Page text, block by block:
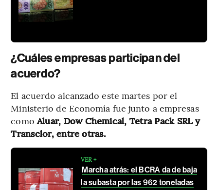
¿Cuáles empresas participan del
acuerdo?
El acuerdo alcanzado este martes por el
Ministerio de Economía fue junto a empresas
comoAluar, Dow Chemical, Tetra Pack SRL y
Transclor, entre otras.
VER +
Marcha atrás: el BCRA da de baja
la subasta por las 962 toneladas